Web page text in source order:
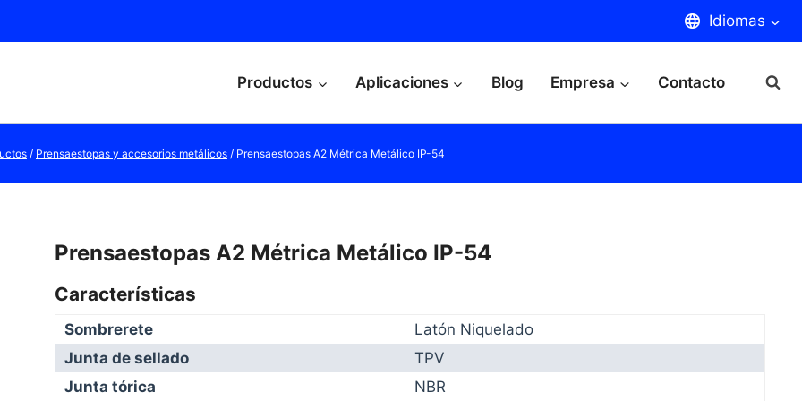
Idiomas
Productos Aplicaciones Blog Empresa Contacto
/ Prensaestopas y accesorios metálicos / Prensaestopas A2 Métrica Metálico IP-54
Prensaestopas A2 Métrica Metálico IP-54
Características
Sombrerete
Latón Niquelado
Junta de sellado
TPV
Junta tórica
NBR